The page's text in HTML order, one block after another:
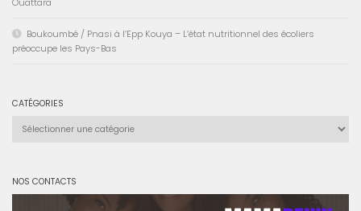
Ouattara
Boukoumbé / Pnasi à l’Epp Kouya – L’état nutritionnel des écoliers
préoccupe les Pays-Bas
CATÉGORIES
Catégories
NOS CONTACTS